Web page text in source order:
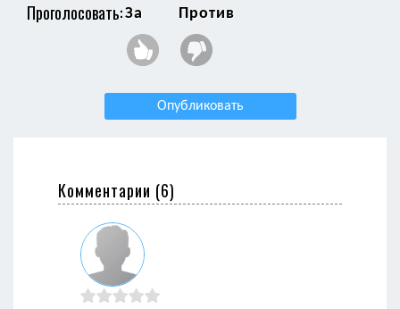
Проголосовать:За Против
Опубликовать
Комментарии (6)